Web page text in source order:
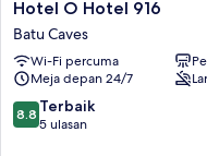
Hotel
O
Hotel
916
Batu
Caves
Hotel O Hotel 916
Batu Caves
Wi-Fi percuma
Meja depan 24/7
8.8
daripada
8.8 Terbaik
5 ulasan